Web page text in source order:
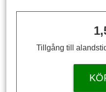
Tillgång till